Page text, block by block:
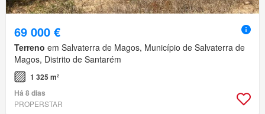
69 000 €
Terreno em Salvaterra de Magos, Município de Salvaterra de
Magos, Distrito de Santarém
1 325 m²
Há 8 dias
PROPERSTAR